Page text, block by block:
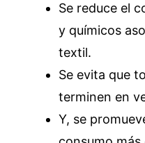
Se reduce el
y químicos
textil.
Se evita que
terminen en
Y, se